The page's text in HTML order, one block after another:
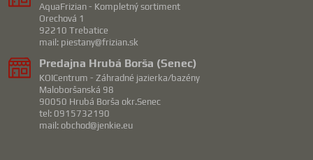
AquaFrizian - Kompletný sortiment
Orechová 1
92210 Trebatice
mail: piestany@frizian.sk
Predajna Hrubá Borša (Senec)
KOICentrum - Záhradné jazierka/bazény
Maloboršanská 98
90050 Hrubá Borša okr.Senec
tel: 0915732190
mail: obchod@jenkie.eu